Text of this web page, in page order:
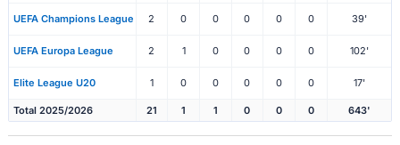
UEFA Champions League 2 0 0 0 0 0 39'
UEFA Europa League 2 1 0 0 0 0 102'
Elite League U20 1 0 0 0 0 0 17'
Total 2025/2026 21 1 1 0 0 0 643'